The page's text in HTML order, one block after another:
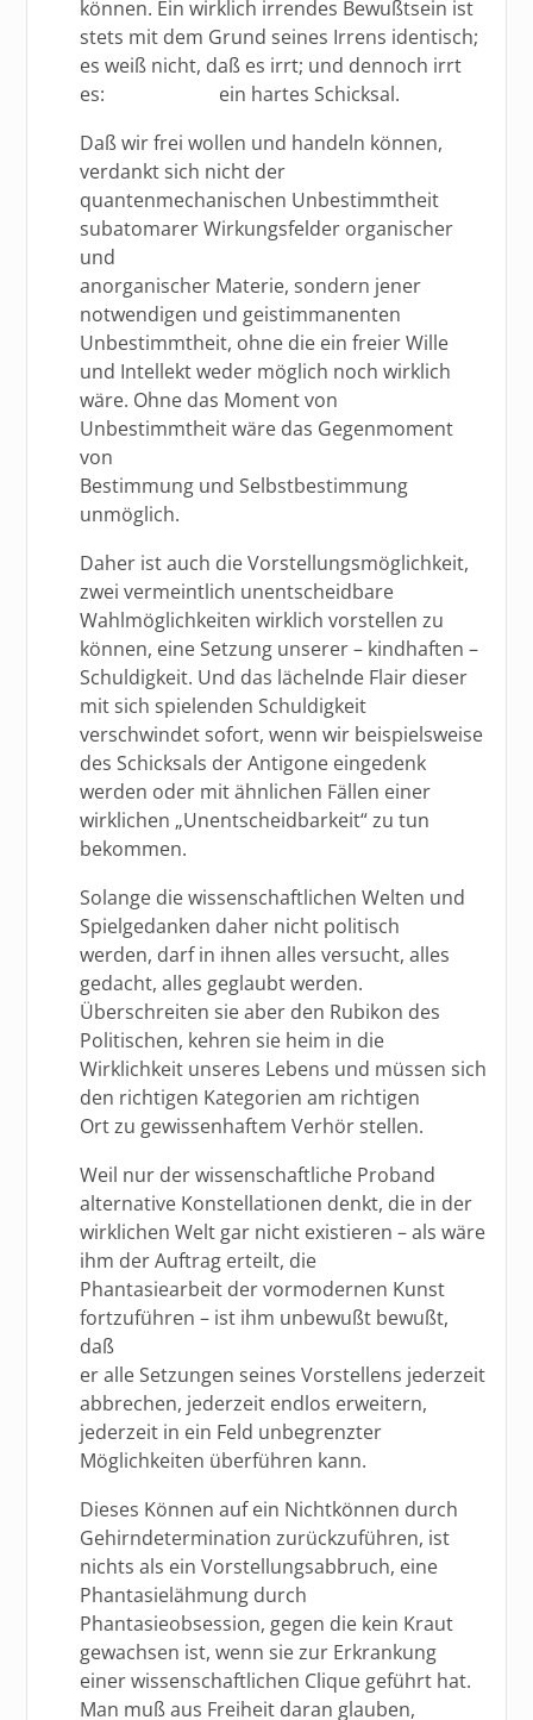
können. Ein wirklich irrendes Bewußtsein ist
stets mit dem Grund seines Irrens identisch;
es weiß nicht, daß es irrt; und dennoch irrt
es: ein hartes Schicksal.
Daß wir frei wollen und handeln können,
verdankt sich nicht der
quantenmechanischen Unbestimmtheit
subatomarer Wirkungsfelder organischer
und
anorganischer Materie, sondern jener
notwendigen und geistimmanenten
Unbestimmtheit, ohne die ein freier Wille
und Intellekt weder möglich noch wirklich
wäre. Ohne das Moment von
Unbestimmtheit wäre das Gegenmoment
von
Bestimmung und Selbstbestimmung
unmöglich.
Daher ist auch die Vorstellungsmöglichkeit,
zwei vermeintlich unentscheidbare
Wahlmöglichkeiten wirklich vorstellen zu
können, eine Setzung unserer – kindhaften –
Schuldigkeit. Und das lächelnde Flair dieser
mit sich spielenden Schuldigkeit
verschwindet sofort, wenn wir beispielsweise
des Schicksals der Antigone eingedenk
werden oder mit ähnlichen Fällen einer
wirklichen „Unentscheidbarkeit“ zu tun
bekommen.
Solange die wissenschaftlichen Welten und
Spielgedanken daher nicht politisch
werden, darf in ihnen alles versucht, alles
gedacht, alles geglaubt werden.
Überschreiten sie aber den Rubikon des
Politischen, kehren sie heim in die
Wirklichkeit unseres Lebens und müssen sich
den richtigen Kategorien am richtigen
Ort zu gewissenhaftem Verhör stellen.
Weil nur der wissenschaftliche Proband
alternative Konstellationen denkt, die in der
wirklichen Welt gar nicht existieren – als wäre
ihm der Auftrag erteilt, die
Phantasiearbeit der vormodernen Kunst
fortzuführen – ist ihm unbewußt bewußt,
daß
er alle Setzungen seines Vorstellens jederzeit
abbrechen, jederzeit endlos erweitern,
jederzeit in ein Feld unbegrenzter
Möglichkeiten überführen kann.
Dieses Können auf ein Nichtkönnen durch
Gehirndetermination zurückzuführen, ist
nichts als ein Vorstellungsabbruch, eine
Phantasielähmung durch
Phantasieobsession, gegen die kein Kraut
gewachsen ist, wenn sie zur Erkrankung
einer wissenschaftlichen Clique geführt hat.
Man muß aus Freiheit daran glauben,